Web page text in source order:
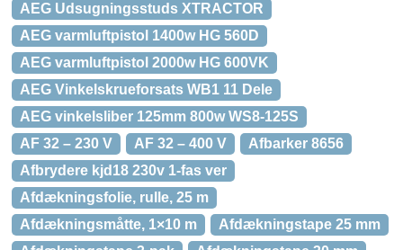
AEG Udsugningsstuds XTRACTOR
AEG varmluftpistol 1400w HG 560D
AEG varmluftpistol 2000w HG 600VK
AEG Vinkelskrueforsats WB1 11 Dele
AEG vinkelsliber 125mm 800w WS8-125S
AF 32 – 230 V
AF 32 – 400 V
Afbarker 8656
Afbrydere kjd18 230v 1-fas ver
Afdækningsfolie, rulle, 25 m
Afdækningsmåtte, 1×10 m
Afdækningstape 25 mm